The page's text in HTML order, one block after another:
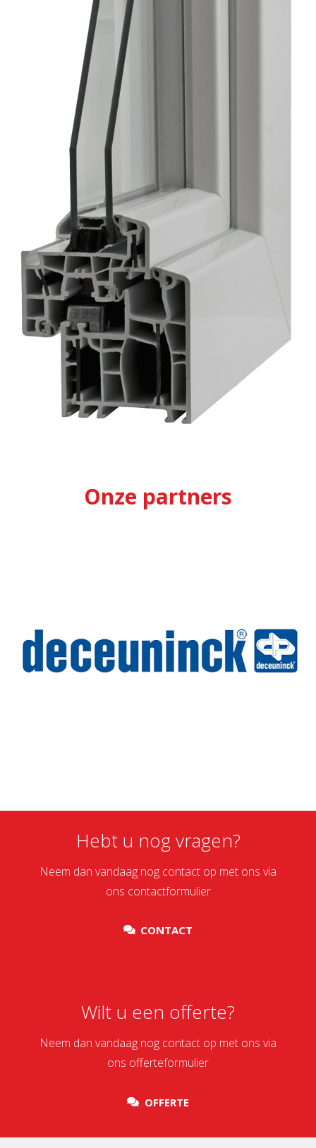
Onze partners
Wilms
Hebt u nog vragen?
Neem dan vandaag nog contact op met ons via
ons contactformulier
CONTACT
Wilt u een offerte?
Neem dan vandaag nog contact op met ons via
ons offerteformulier
OFFERTE